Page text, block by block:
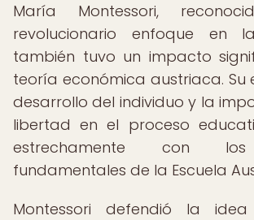
María Montessori,
revolucionario enfoque en
también tuvo un impacto
teoría económica austriaca. Su
desarrollo del individuo y la
libertad en el proceso
estrechamente con los
fundamentales de la Escuela
Montessori defendió la